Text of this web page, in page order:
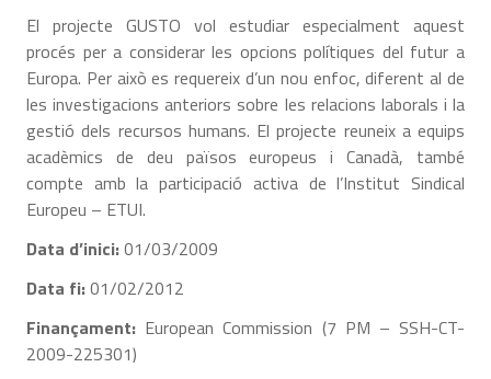
El projecte GUSTO vol estudiar especialment aquest
procés per a considerar les opcions polítiques del futur a
Europa. Per això es requereix d’un nou enfoc, diferent al de
les investigacions anteriors sobre les relacions laborals i la
gestió dels recursos humans. El projecte reuneix a equips
acadèmics de deu països europeus i Canadà, també
compte amb la participació activa de l’Institut Sindical
Europeu – ETUI.
Data d’inici:01/03/2009
Data fi:01/02/2012
Finançament: European Commission (7 PM – SSH-CT-
2009-225301)